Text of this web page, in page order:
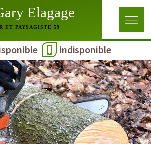
Elagage
ET PAYSAGISTE 59
indisponible